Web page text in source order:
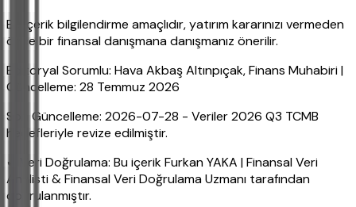
Bu içerik bilgilendirme amaçlıdır, yatırım kararınızı vermeden
önce bir finansal danışmana danışmanız önerilir.
Editoryal Sorumlu: Hava Akbaş Altınpıçak, Finans Muhabiri |
Güncelleme: 28 Temmuz 2026
Son Güncelleme: 2026-07-28 - Veriler 2026 Q3 TCMB
hedefleriyle revize edilmiştir.
✔ Veri Doğrulama: Bu içerik Furkan YAKA | Finansal Veri
Analisti & Finansal Veri Doğrulama Uzmanı tarafından
doğrulanmıştır.